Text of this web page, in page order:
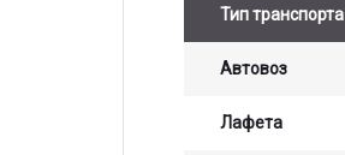
Тип транспорта
Автовоз
Лафета